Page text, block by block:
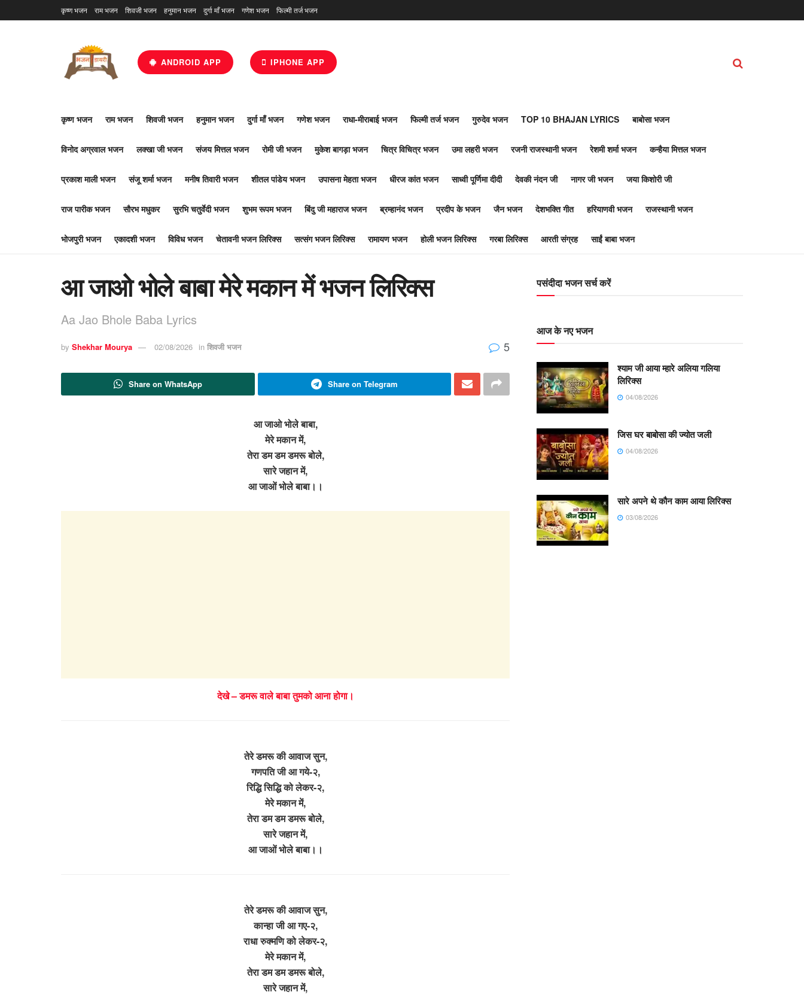
कृष्ण भजन राम भजन शिवजी भजन हनुमान भजन दुर्गा माँ भजन गणेश भजन फिल्मी तर्ज भजन
ANDROID APP IPHONE APP
कृष्ण भजन राम भजन शिवजी भजन हनुमान भजन दुर्गा माँ भजन गणेश भजन राधा-मीराबाई भजन फिल्मी तर्ज भजन गुरुदेव भजन TOP 10 BHAJAN LYRICS बाबोसा भजन
विनोद अग्रवाल भजन लक्खा जी भजन संजय मित्तल भजन रोमी जी भजन मुकेश बागड़ा भजन चित्र विचित्र भजन उमा लहरी भजन रजनी राजस्थानी भजन रेशमी शर्मा भजन कन्हैया मित्तल भजन
प्रकाश माली भजन संजू शर्मा भजन मनीष तिवारी भजन शीतल पांडेय भजन उपासना मेहता भजन धीरज कांत भजन साध्वी पूर्णिमा दीदी देवकी नंदन जी नागर जी भजन जया किशोरी जी
राज पारीक भजन सौरभ मधुकर सुरभि चतुर्वेदी भजन शुभम रूपम भजन बिंदु जी महाराज भजन ब्रम्हानंद भजन प्रदीप के भजन जैन भजन देशभक्ति गीत हरियाणवी भजन राजस्थानी भजन
भोजपुरी भजन एकादशी भजन विविध भजन चेतावनी भजन लिरिक्स सत्संग भजन लिरिक्स रामायण भजन होली भजन लिरिक्स गरबा लिरिक्स आरती संग्रह साईं बाबा भजन
आ जाओ भोले बाबा मेरे मकान में भजन लिरिक्स
Aa Jao Bhole Baba Lyrics
by Shekhar Mourya 02/08/2026 in शिवजी भजन 5
Share on WhatsApp Share on Telegram
आ जाओ भोले बाबा,
मेरे मकान में,
तेरा डम डम डमरू बोले,
सारे जहान में,
आ जाओं भोले बाबा।।
देखे – डमरू वाले बाबा तुमको आना होगा।
तेरे डमरू की आवाज सुन,
गणपति जी आ गये-२,
रिद्धि सिद्धि को लेकर-२,
मेरे मकान में,
तेरा डम डम डमरू बोले,
सारे जहान में,
आ जाओं भोले बाबा।।
तेरे डमरू की आवाज सुन,
कान्हा जी आ गए-२,
राधा रुक्मणि को लेकर-२,
मेरे मकान में,
तेरा डम डम डमरू बोले,
सारे जहान में,
पसंदीदा भजन सर्च करें
आज के नए भजन
श्याम जी आया म्हारे अलिया गलिया
लिरिक्स
04/08/2026
जिस घर बाबोसा की ज्योत जली
04/08/2026
सारे अपने थे कौन काम आया लिरिक्स
03/08/2026